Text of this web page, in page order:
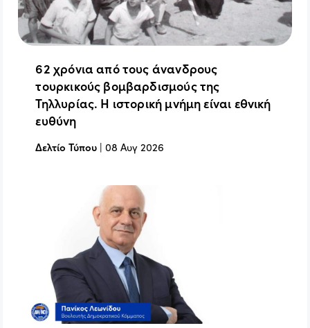
62 χρόνια από τους άνανδρους
τουρκικούς βομβαρδισμούς της
Τηλλυρίας. Η ιστορική μνήμη είναι εθνική
ευθύνη
Δελτίο Τύπου |08 Αυγ 2026